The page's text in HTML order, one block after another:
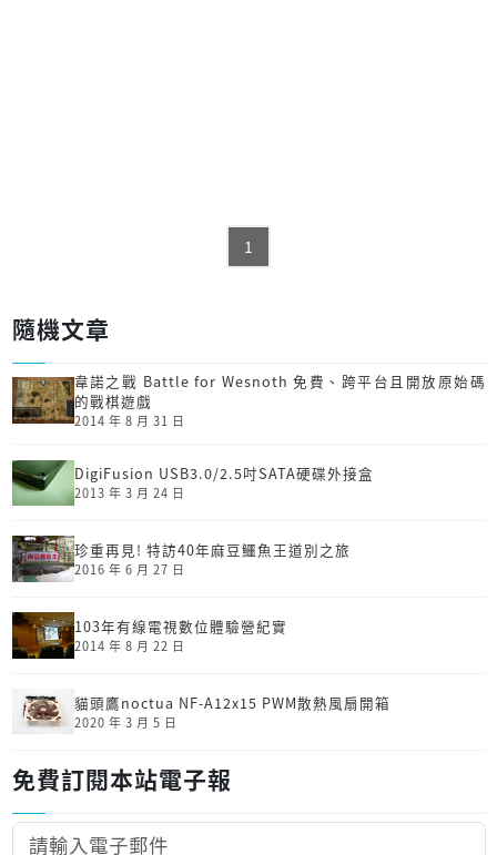
1
隨機文章
韋諾之戰 Battle for Wesnoth 免費、跨平台且開放原始碼
的戰棋遊戲
2014 年 8 月 31 日
DigiFusion USB3.0/2.5吋SATA硬碟外接盒
2013 年 3 月 24 日
珍重再見! 特訪40年麻豆鱷魚王道別之旅
2016 年 6 月 27 日
103年有線電視數位體驗營紀實
2014 年 8 月 22 日
貓頭鷹noctua NF-A12x15 PWM散熱風扇開箱
2020 年 3 月 5 日
免費訂閱本站電子報